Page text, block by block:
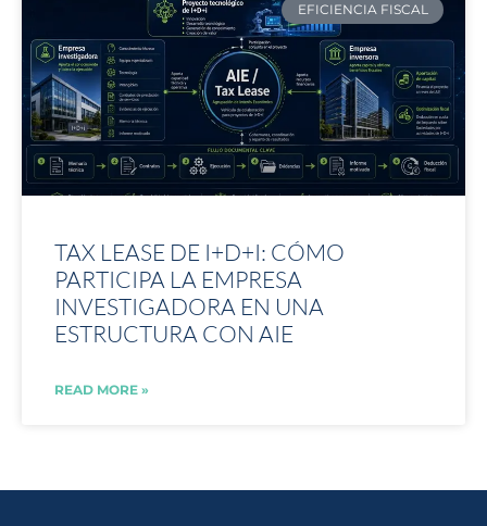
EFICIENCIA FISCAL
TAX LEASE DE I+D+I: CÓMO
PARTICIPA LA EMPRESA
INVESTIGADORA EN UNA
ESTRUCTURA CON AIE
READ MORE »